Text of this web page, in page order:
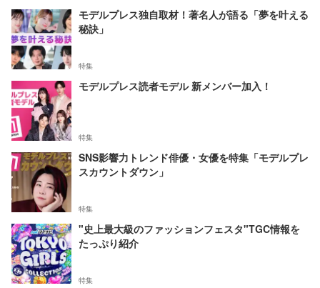
モデルプレス独自取材！著名人が語る「夢を叶える
秘訣」
特集
モデルプレス読者モデル 新メンバー加入！
特集
SNS影響力トレンド俳優・女優を特集「モデルプレ
スカウントダウン」
特集
"史上最大級のファッションフェスタ"TGC情報を
たっぷり紹介
特集